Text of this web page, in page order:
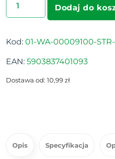
Dodaj do
Kod: 01-WA-00009100-
EAN: 5903837401093
Dostawa od: 10,99 zł
Opis Specyfikacja